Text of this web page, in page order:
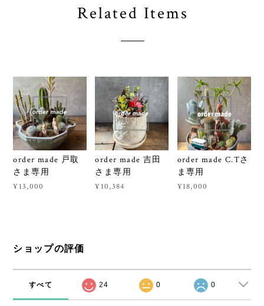
Related Items
order made 戸取
さま専用
¥13,000
order made 吉田
さま専用
¥10,384
order made C.Tさ
ま専用
¥18,000
ショップの評価
すべて 24 0 0